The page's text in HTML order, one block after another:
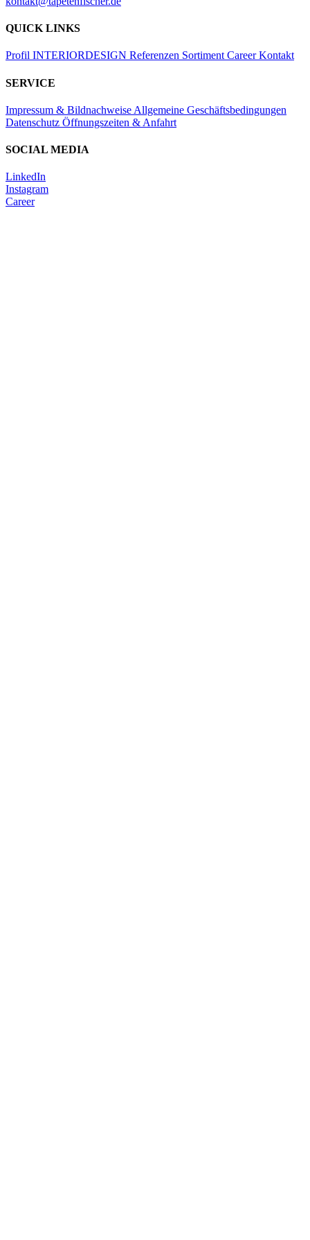
QUICK LINKS
Profil INTERIORDESIGN Referenzen Sortiment CareerKontakt
SERVICE
Impressum & Bildnachweise Allgemeine Geschäftsbedingungen
Datenschutz Öffnungszeiten & Anfahrt
SOCIAL MEDIA
LinkedIn
Instagram
Career